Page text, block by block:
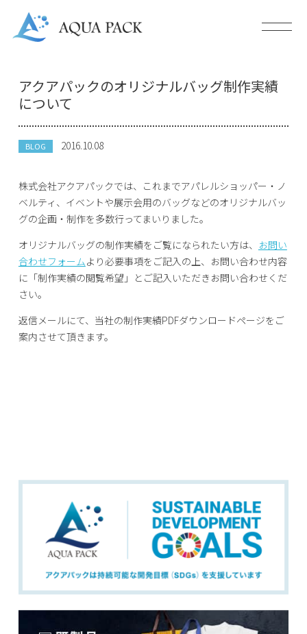
アクアパックのオリジナルバッグ制作実績
について
BLOG 2016.10.08
株式会社アクアパックでは、これまでアパレルショッパー・ノ
ベルティ、イベントや展示会用のバッグなどのオリジナルバッ
グの企画・制作を多数行ってまいりました。
オリジナルバッグの制作実績をご覧になられたい方は、 お問い
合わせフォームより必要事項をご記入の上、お問い合わせ内容
に「制作実績の閲覧希望」とご記入いただきお問い合わせくだ
さい。
返信メールにて、当社の制作実績PDFダウンロードページをご
案内させて頂きます。